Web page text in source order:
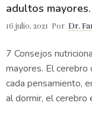
adultos mayores.
16 julio, 2021 Por Dr.
7 Consejos
mayores. El
cada pensamiento,
al dormir, el cerebro